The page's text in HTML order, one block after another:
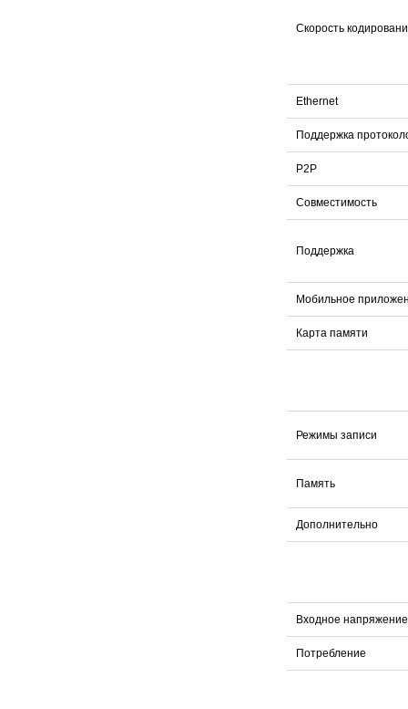
Скорость
Ethernet
Поддержка
P2P
Совместимость
Поддержка
Мобильное
Карта памяти
Режимы записи
Память
Дополнительно
Входное напряжение
Потребление